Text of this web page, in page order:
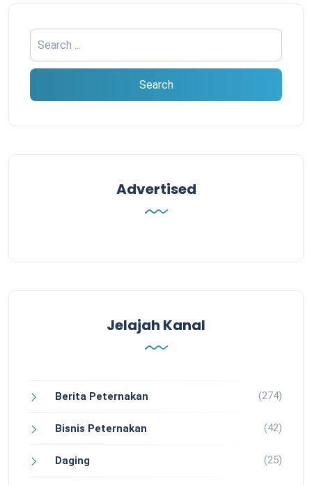
Advertised
Jelajah Kanal
Berita Peternakan (274)
Bisnis Peternakan (42)
Daging (25)